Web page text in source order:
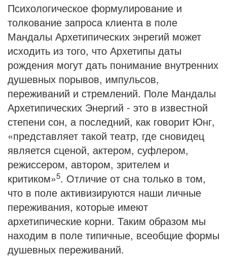
Психологическое формулирование и
толкование запроса клиента в поле
Мандалы Архетипических энрегий может
исходить из того, что Архетипы даты
рождения могут дать понимание внутренних
душевных порывов, импульсов,
переживаний и стремлений. Поле Мандалы
Архетипических Энергий - это в известной
степени сон, а последний, как говорит Юнг,
«представляет такой театр, где сновидец
является сце­ной, актером, суфлером,
режиссером, автором, зрителем и
критиком»5. Отличие от сна только в том,
что в поле активизируются наши личные
переживания, которые имеют
архетипические корни. Таким образом мы
находим в поле типичные, всеоб­щие формы
душевных переживаний.